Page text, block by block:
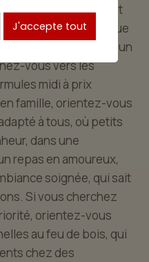
dépend avant tout
du moment. À chaque
adaptée. Pour un
vous vers les
midi à prix
famille, orientez-vous
à tous, où petits
dans une
repas en amoureux,
soignée, qui sait
Si vous cherchez
orientez-vous
au feu de bois, qui
chez des
J'accepte tout